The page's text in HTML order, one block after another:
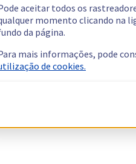
aceitar todos os
momento clicando na
da página.
mais informações, pode
de cookies.